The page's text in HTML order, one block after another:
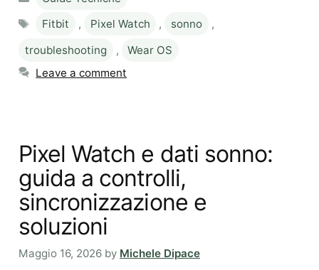
Tags
Fitbit , Pixel Watch , sonno
,
troubleshooting
,
Wear OS
Leave a comment
Pixel Watch e dati sonno:
guida a controlli,
sincronizzazione e
soluzioni
Maggio 16, 2026 by Michele Dipace